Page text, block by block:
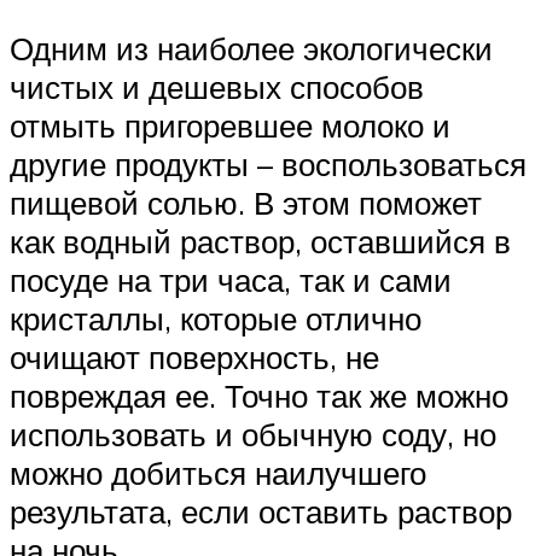
Одним из наиболее экологически
чистых и дешевых способов
отмыть пригоревшее молоко и
другие продукты – воспользоваться
пищевой солью. В этом поможет
как водный раствор, оставшийся в
посуде на три часа, так и сами
кристаллы, которые отлично
очищают поверхность, не
повреждая ее. Точно так же можно
использовать и обычную соду, но
можно добиться наилучшего
результата, если оставить раствор